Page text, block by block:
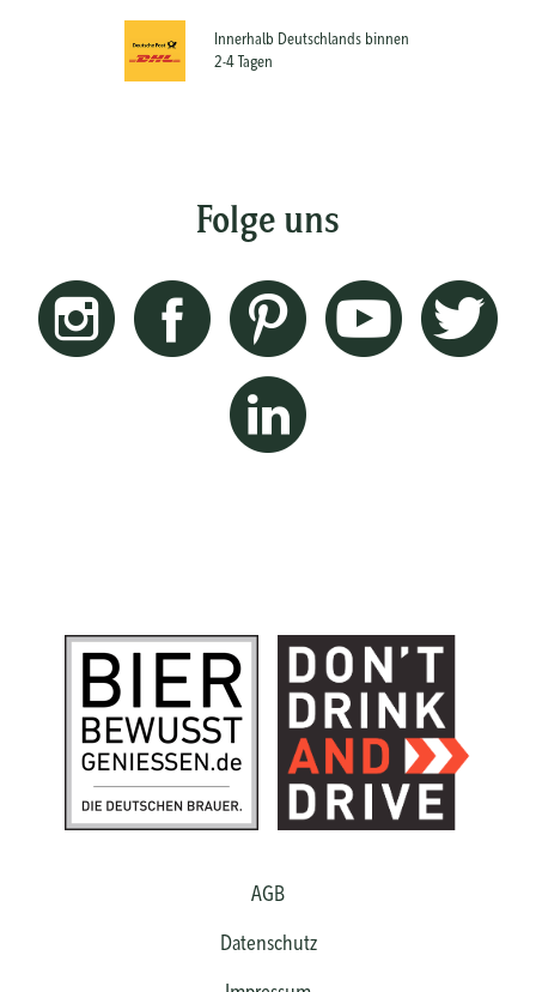
Innerhalb Deutschlands binnen
2-4 Tagen
Folge uns
Instagram Facebook Pinterest Youtube
AGB
Datenschutz